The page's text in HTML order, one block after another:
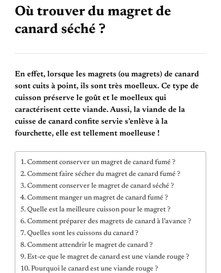
Où trouver du magret de
canard séché ?
En effet, lorsque les magrets (ou magrets) de canard
sont cuits à point, ils sont très moelleux. Ce type de
cuisson préserve le goût et le moelleux qui
caractérisent cette viande. Aussi, la viande de la
cuisse de canard confite servie s’enlève à la
fourchette, elle est tellement moelleuse !
Comment conserver un magret de canard fumé ?
Comment faire sécher du magret de canard fumé ?
Comment conserver le magret de canard séché ?
Comment manger un magret de canard fumé ?
Quelle est la meilleure cuisson pour le magret ?
Comment préparer des magrets de canard à l’avance ?
Quelles sont les cuissons du canard ?
Comment attendrir le magret de canard ?
Est-ce que le magret de canard est une viande rouge ?
Pourquoi le canard est une viande rouge ?